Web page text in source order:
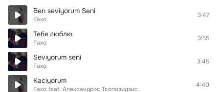
Ben seviyorum Seni
Faxo
3:47
Тебя люблю
Faxo
3:55
Seviyorum seni
Faxo
3:45
Kaciyorum
Faxo feat. Aлександрос Тсопозидзис
4:40